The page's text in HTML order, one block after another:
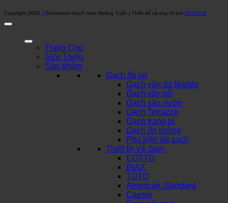
Copyright 2026 ©Showroom Gạch men Hoàng Tuấn | Thiết kế và duy trì bởi MARHUB
Trang Chủ
Giới Thiệu
Sản phẩm
Gạch ốp lát
Gạch vân đá Marble
Gạch vân gỗ
Gạch sân vườn
Gạch Terrazzo
Gạch trang trí
Gạch ốp tường
Phụ kiện lát gạch
Thiết Bị Vệ Sinh
COTTO
INAX
TOTO
American Standard
Caesar